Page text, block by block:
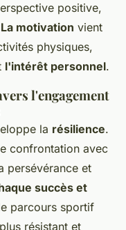
positive,
La motivation vient
physiques,
l'intérêt personnel.
l'engagement
la résilience.
confrontation avec
persévérance et
succès et
parcours sportif
résistant et